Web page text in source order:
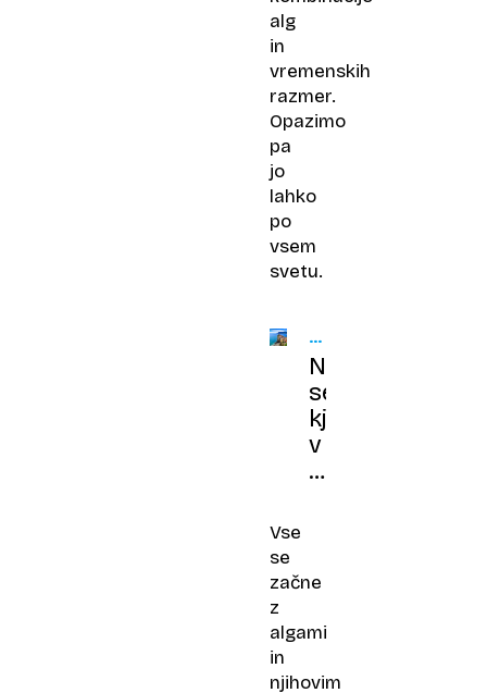
alg
in
vremenskih
razmer.
Opazimo
pa
jo
lahko
po
vsem
svetu.
MODRA
ZASTAVA
Novi
seznam:
kje
v
Italiji
Vse
se
začne
z
algami
in
njihovim